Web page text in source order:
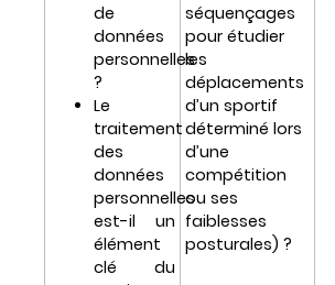
de
données
personnelles
?
Le
traitement
des
données
personnelles
est-il un
élément
clé du
séquençages
pour étudier
les
déplacements
d’un sportif
déterminé lors
d’une
compétition
ou ses
faiblesses
posturales) ?